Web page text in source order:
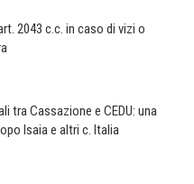
2043 c.c. in caso di vizi o
tra Cassazione e CEDU: una
Isaia e altri c. Italia